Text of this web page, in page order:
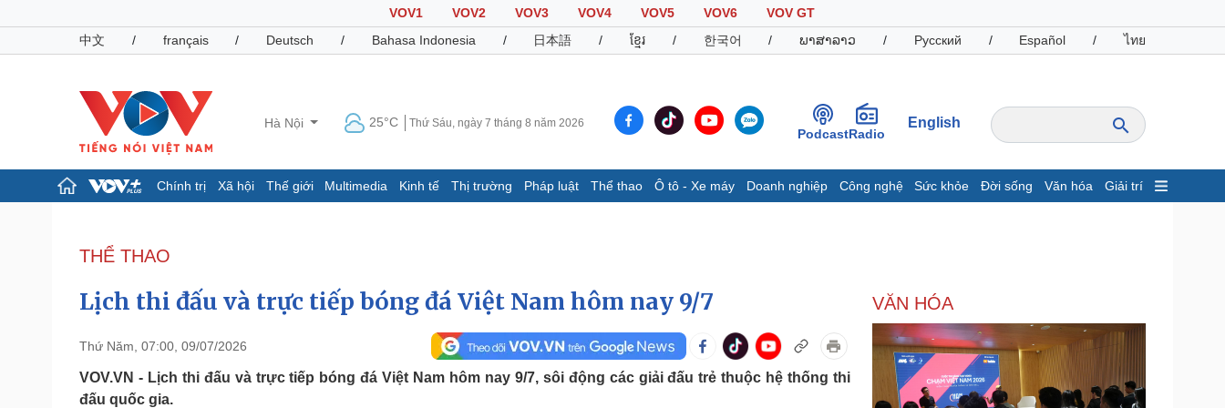
VOV1 VOV2 VOV3 VOV4 VOV5 VOV6
VOV GT
中文
/ français / Deutsch / Bahasa Indonesia / 日本語 / ខ្មែរ / 한국어 / ພາສາລາວ / Русский / Español / ไทย
Hà Nội 25°C Thứ Sáu, ngày 7 tháng 8 năm 2026
PodcastRadio
English
Chính trị Xã hội Thế giới Multimedia Kinh tế Thị trường Pháp luật Thể thao Ô tô - Xe máy Doanh nghiệp Công nghệ Sức khỏe Đời sống Văn hóa Giải trí
Đảng
Tổ chức nhân sự
Nhận diện sự thật
Dấu ấn VOV
Infographic
Giá cà phê
Pháp luật
Vụ án
Quân sự - Quốc phòng
Thể thao
Ô tô - Xe máy
Doanh nghiệp
Thông tin doanh nghiệp
Công nghệ
Sành điệu
THỂ THAO
Lịch thi đấu và trực tiếp bóng đá Việt Nam hôm nay 9/7
Thứ Năm, 07:00, 09/07/2026
VOV.VN - Lịch thi đấu và trực tiếp bóng đá Việt Nam hôm nay 9/7, sôi động các giải đấu trẻ thuộc hệ thống thi
đấu quốc gia.
VĂN HÓA